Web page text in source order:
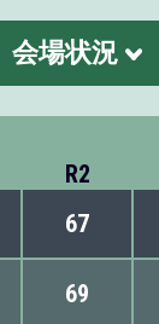
会場状況
R2
67
69